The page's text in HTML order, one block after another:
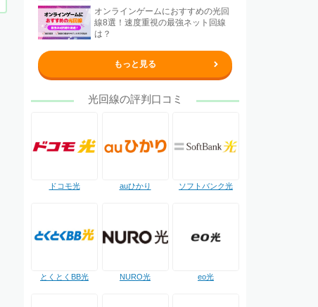
法も解説
オンラインゲームにおすすめの光回
線8選！速度重視の最強ネット回線
は？
もっと見る
光回線の評判口コミ
ドコモ光 auひかり ソフトバンク光
とくとくBB光 NURO光 eo光